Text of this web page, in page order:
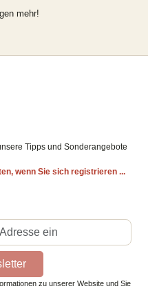
mehr!
Tipps und Sonderangebote
wenn Sie sich registrieren ...
zu unserer Website und Sie